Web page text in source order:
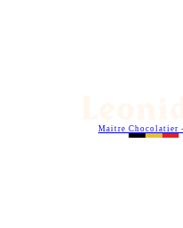
Maitre Chocolatier